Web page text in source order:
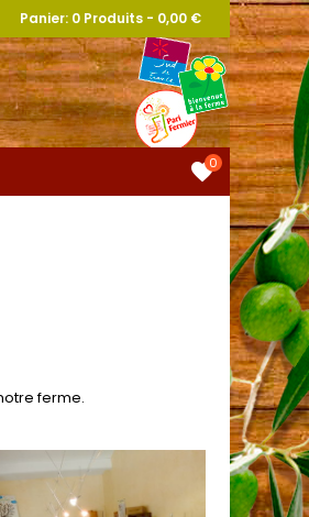
Panier: 0 Produits - 0,00 €
favorite0
ferme.